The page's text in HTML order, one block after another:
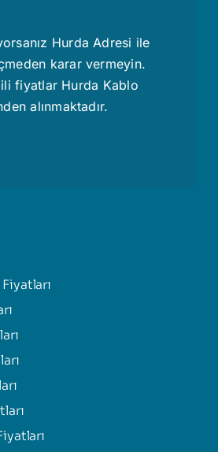
Hurda Adresi ile
karar vermeyin.
fiyatlar Hurda Kablo
alınmaktadır.